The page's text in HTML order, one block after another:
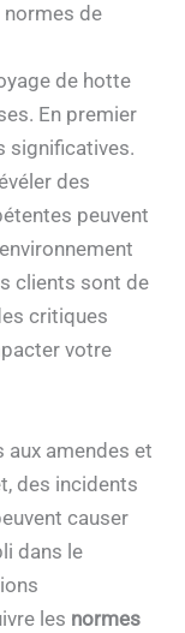
normes de
de hotte
En premier
significatives.
des
peuvent
clients sont de
critiques
votre
aux amendes et
des incidents
causer
dans le
les normes